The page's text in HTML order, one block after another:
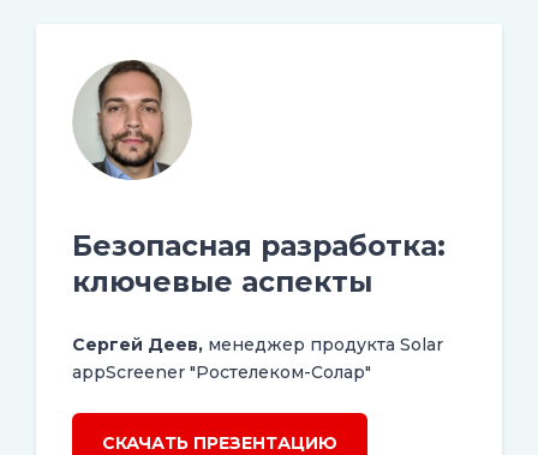
Безопасная разработка:
ключевые аспекты
Сергей Деев, менеджер продукта Solar
appScreener "Ростелеком-Солар"
СКАЧАТЬ ПРЕЗЕНТАЦИЮ